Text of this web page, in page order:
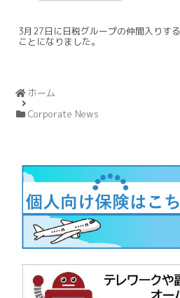
3月27日に日税グループの仲間入りする
ことになりました。
ホーム
Corporate News